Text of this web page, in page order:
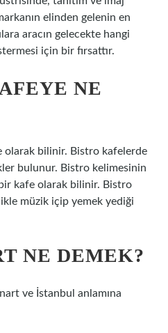
elinden gelenin en
aracın gelecekte hangi
için bir fırsattır.
NE
olarak bilinir. Bistro kafelerde
bulunur. Bistro kelimesinin
kafe olarak bilinir. Bistro
müzik içip yemek yediği
NE DEMEK?
ve İstanbul anlamına